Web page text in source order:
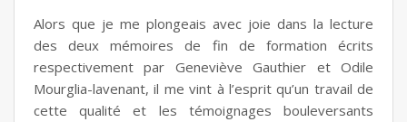
Alors que je me plongeais avec joie dans la lecture
des deux mémoires de fin de formation écrits
respectivement par Geneviève Gauthier et Odile
Mourglia-lavenant, il me vint à l’esprit qu’un travail de
cette qualité et les témoignages bouleversants